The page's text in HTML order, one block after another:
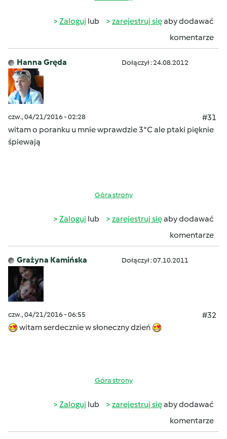
Zaloguj lub zarejestruj sięaby dodawać
komentarze
Hanna Gręda Dołączył : 24.08.2012
czw., 04/21/2016 - 02:28
#31
witam o poranku u mnie wprawdzie 3*C ale ptaki pięknie
śpiewają
Góra strony
Zaloguj lub zarejestruj sięaby dodawać
komentarze
Grażyna Kamińska Dołączył : 07.10.2011
czw., 04/21/2016 - 06:55
#32
witam serdecznie w słoneczny dzień
Góra strony
Zaloguj lub zarejestruj sięaby dodawać
komentarze